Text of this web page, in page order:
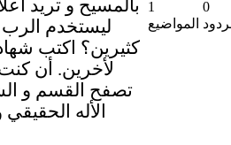
بالمسيح و تريد
ليستخدم
كثيرين؟ اكتب
لأخرين. أن
تصفح القسم و
الأله
1
المواضيع
0